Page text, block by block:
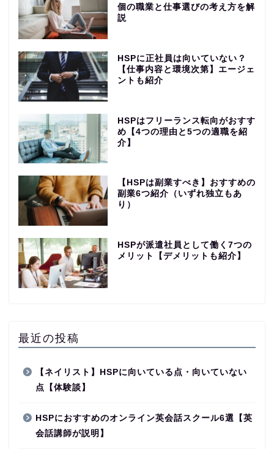
個の職業と仕事選びの考え方を解
説
HSPに正社員は向いていない？
【仕事内容と環境次第】エージェ
ントも紹介
HSPはフリーランス転向がおすす
め【4つの理由と5つの適職を紹
介】
【HSPは副業すべき】おすすめの
副業6つ紹介（いずれ独立もあ
り）
HSPが派遣社員として働く7つの
メリット【デメリットも紹介】
最近の投稿
【ネイリスト】HSPに向いている点・向いていない
点【体験談】
HSPにおすすめのオンライン英会話スクール6選【英
会話講師が説明】